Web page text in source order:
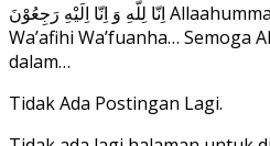
اِنّا لِلّهِ وَ اِنّا اِلَيْهِ رَجِعُوْنَ Allaahummagh Firlaha Warhamha
Wa’afihi Wa’fuanha… Semoga
dalam…
Tidak Ada Postingan Lagi.